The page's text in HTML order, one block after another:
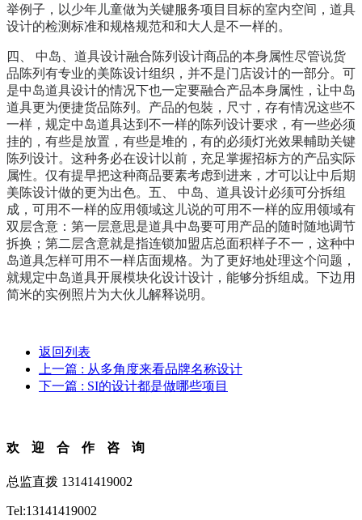
举例子，以少年儿童做为关键服务项目目标的室内空间，道具
设计的检测标准和规格规范和和大人是不一样的。
四、 中岛、道具设计融合陈列设计商品的本身属性尽管说货
品陈列有专业的美陈设计组织，并不是门店设计的一部分。可
是中岛道具设计的情况下也一定要融合产品本身属性，让中岛
道具更为便捷货品陈列。产品的包裝，尺寸，存有情况这些不
一样，规定中岛道具达到不一样的陈列设计要求，有一些必须
挂的，有些是放置，有些是堆的，有的必须灯光效果輔助关键
陈列设计。这种务必在设计以前，充足掌握招标方的产品实际
属性。仅有提早把这种商品要素考虑到进来，才可以让中后期
美陈设计做的更为出色。五、 中岛、道具设计必须可分拆组
成，可用不一样的应用领域这儿说的可用不一样的应用领域有
双层含意：第一层意思是道具中岛要可用产品的随时随地调节
拆换；第二层含意就是指连锁加盟店总面积样子不一，这种中
岛道具怎样可用不一样店面规格。为了更好地处理这个问题，
就规定中岛道具开展模块化设计设计，能够分拆组成。下边用
简米的实例照片为大伙儿解释说明。
返回列表
上一篇 : 从多角度来看品牌名称设计
下一篇 : SI的设计都是做哪些项目
欢迎合作咨询
总监直拨 13141419002
Tel:13141419002